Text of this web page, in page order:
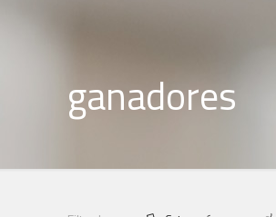
ganadores